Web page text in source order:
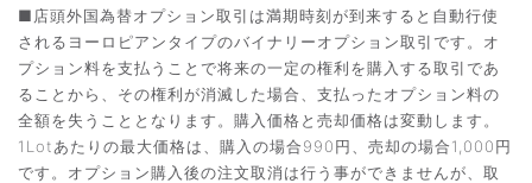
■店頭外国為替オプション取引は満期時刻が到来すると自動行使
されるヨーロピアンタイプのバイナリーオプション取引です。オ
プション料を支払うことで将来の一定の権利を購入する取引であ
ることから、その権利が消滅した場合、支払ったオプション料の
全額を失うこととなります。購入価格と売却価格は変動します。
1Lotあたりの最大価格は、購入の場合990円、売却の場合1,000円
です。オプション購入後の注文取消は行う事ができませんが、取